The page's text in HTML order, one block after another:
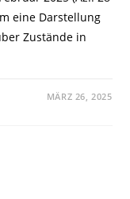
eine Darstellung
Zustände in
MÄRZ 26, 2025